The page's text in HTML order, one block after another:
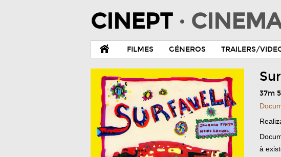
CINEPT ·
FILMES GÉNEROS TRAILERS/
37m
à